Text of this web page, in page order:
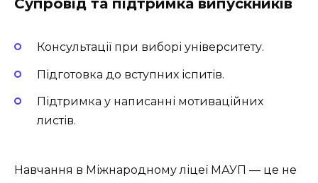
Супровід та підтримка випускників
Консультації при виборі університету.
Підготовка до вступних іспитів.
Підтримка у написанні мотиваційних
листів.
Навчання в Міжнародному ліцеї МАУП — це не